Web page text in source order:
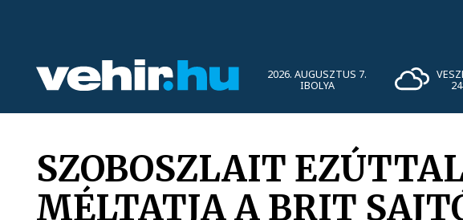
2026. AUGUSZTUS 7.
IBOLYA
SZOBOSZLAIT
MÉLTATJA A BRIT